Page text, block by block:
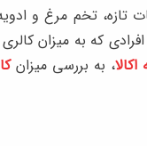
تازه، تخم مرغ و
که به میزان کالری
، به بررسی میزان